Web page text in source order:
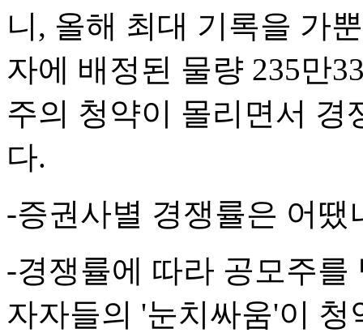
니, 올해 최대 기록을 가
자에 배정된 물량 235만
주의 청약이 몰리면서 경
다.
-증권사별 경쟁률은 어땠
-경쟁률에 따라 공모주
자자들의 '눈치싸움'이